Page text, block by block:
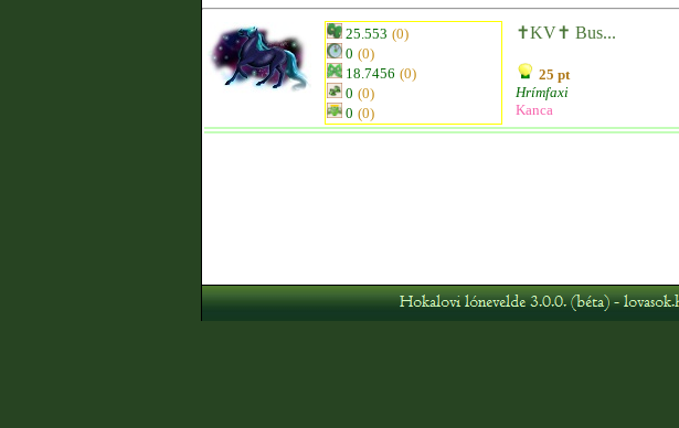
25.553 (0)
0 (0)
18.7456 (0)
0 (0)
0 (0)
✝KV✝ Bus...
25 pt
Hrímfaxi
Kanca